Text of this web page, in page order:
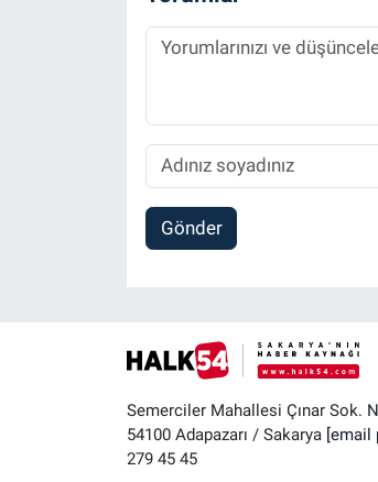
Gönder
Semerciler Mahallesi Çınar Sok.
54100 Adapazarı / Sakarya [email
279 45 45